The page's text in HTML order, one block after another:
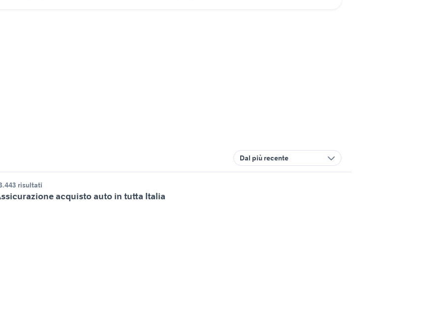
Dal più recente
risultati
acquisto auto in tutta Italia